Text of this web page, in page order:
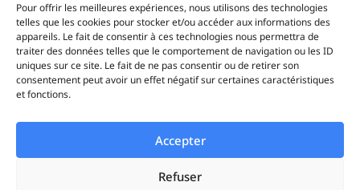
Pour offrir les meilleures expériences, nous utilisons des technologies
telles que les cookies pour stocker et/ou accéder aux informations des
appareils. Le fait de consentir à ces technologies nous permettra de
traiter des données telles que le comportement de navigation ou les ID
uniques sur ce site. Le fait de ne pas consentir ou de retirer son
consentement peut avoir un effet négatif sur certaines caractéristiques
et fonctions.
Accepter
Refuser
Ciblage
Timeline